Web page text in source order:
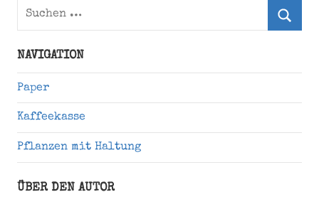
Suchen
NAVIGATION
Paper
Kaffeekasse
Pflanzen mit Haltung
ÜBER DEN AUTOR